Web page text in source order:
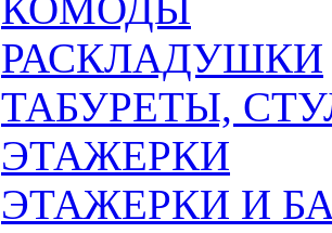
КОМОДЫ
РАСКЛАДУШКИ
ТАБУРЕТЫ,
ЭТАЖЕРКИ
ЭТАЖЕРКИ И